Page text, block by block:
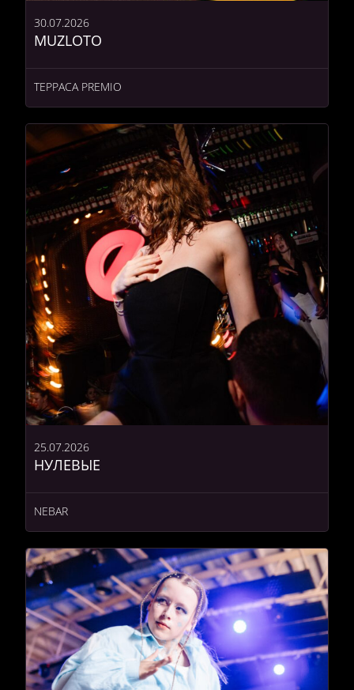
MUZLOTO
30.07.2026
ТЕРРАСА PREMIO
НУЛЕВЫЕ
25.07.2026
NEBAR